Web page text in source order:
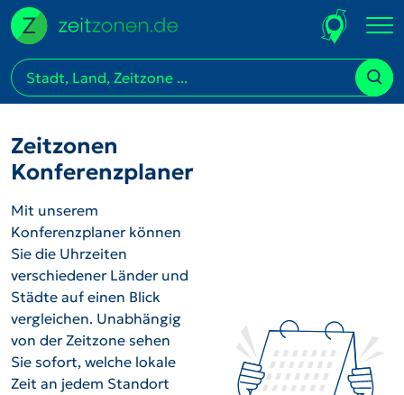
Zeitzonen
Konferenzplaner
Mit unserem
Konferenzplaner können
Sie die Uhrzeiten
verschiedener Länder und
Städte auf einen Blick
vergleichen. Unabhängig
von der Zeitzone sehen
Sie sofort, welche lokale
Zeit an jedem Standort